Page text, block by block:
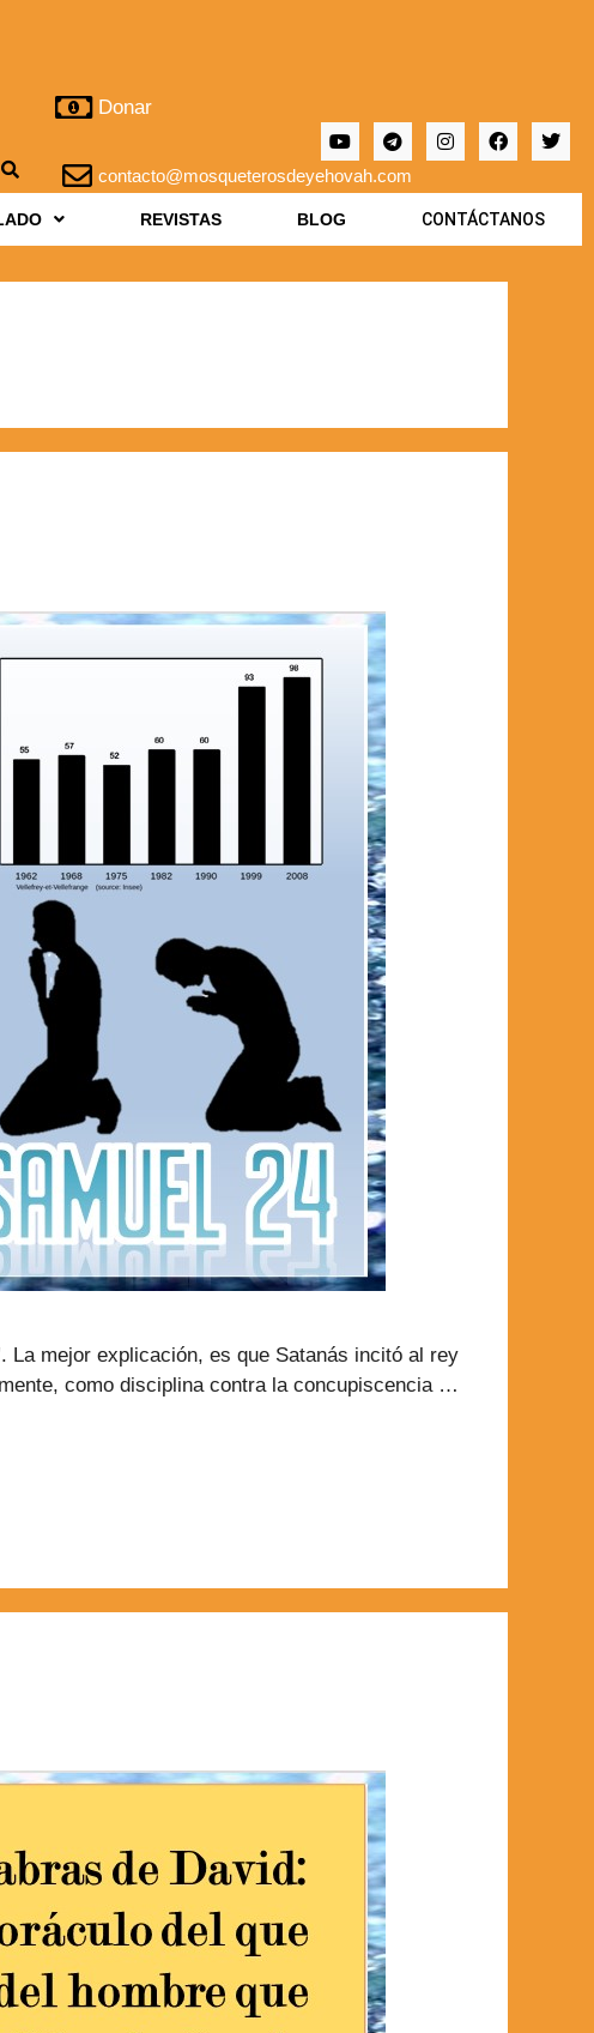
Donar
contacto@mosqueterosdeyehovah.com
REVISTAS BLOG CONTÁCTANOS
La mejor explicación, es que Satanás incitó al rey
como disciplina contra la concupiscencia …